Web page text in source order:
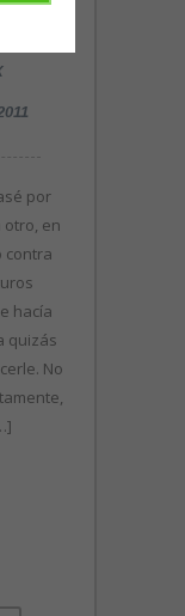
por
otro, en
contra
hacía
quizás
No